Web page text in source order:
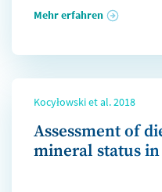
Mehr erfahren
Kocyłowski et al. 2018
Assessment of
mineral status